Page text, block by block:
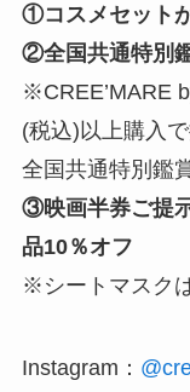
①コスメセット
②全国共通特別
※CREE’MARE
(税込)以上購入
全国共通特別鑑
③映画半券ご提
品10％オフ
※シートマスク
Instagram：